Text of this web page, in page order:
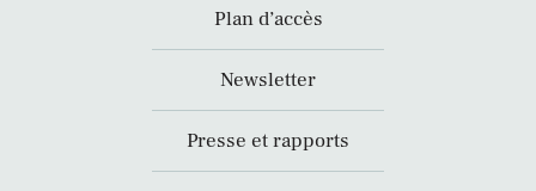
Plan d’accès
Newsletter
Presse et rapports